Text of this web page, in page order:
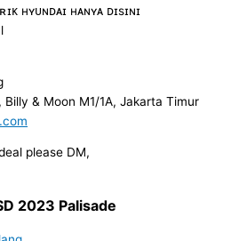
ʜʏᴜɴᴅᴀɪ ʜᴀɴʏᴀ ᴅɪsɪɴɪ
Billy & Moon M1/1A, Jakarta Timur
please DM,
2023 Palisade